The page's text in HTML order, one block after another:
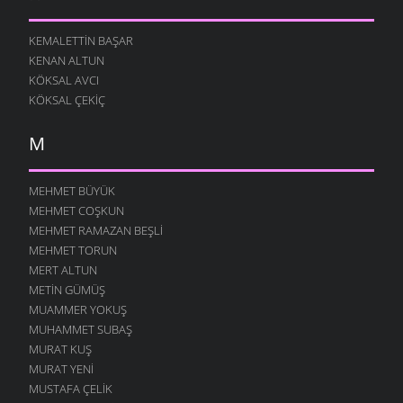
HERS GALUR
ATASÖZLERI- 8 ARALIK 2005
TEREKTEN
ATASÖZLERI
SIXIYALILAR
ATASÖZLERI- 8 ARALIK 2005
OSURUK
ATASÖZLERI - 8 ARALIK 2005
KIM
ATASÖZLERI
UZUN
ATASÖZLERI- 8 ARALIK 2005
ATASÖZLERI
RICA
KEMALETTIN BAŞAR
KENAN ALTUN
KÖKSAL AVCI
KÖKSAL ÇEKIÇ
M
MEHMET BÜYÜK
MEHMET COŞKUN
MEHMET RAMAZAN BEŞLI
MEHMET TORUN
MERT ALTUN
METIN GÜMÜŞ
MUAMMER YOKUŞ
MUHAMMET SUBAŞ
MURAT KUŞ
MURAT YENI
MUSTAFA ÇELIK